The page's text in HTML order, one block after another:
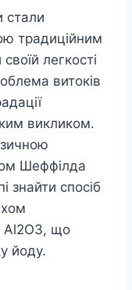
стали
традиційним
легкості
витоків
викликом.
Шеффілда
знайти спосіб
Al2O3, що
йоду.